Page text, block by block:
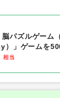
脳パズルゲーム
）」ゲームを
相当